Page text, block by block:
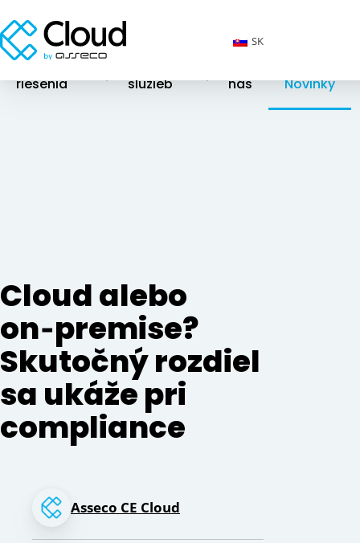
riešenia služieb nás Novinky
Cloud alebo
on‑premise?
Skutočný rozdiel
sa ukáže pri
compliance
Asseco CE Cloud
SK